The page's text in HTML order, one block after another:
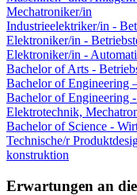
Mechatroniker/in
Industrieelektriker/in -
Elektroniker/in -
Elektroniker/in -
Bachelor of Arts -
Bachelor of Engineering
Bachelor of Engineering
Elektrotechnik,
Bachelor of Science -
Technische/r
konstruktion
Erwartungen an